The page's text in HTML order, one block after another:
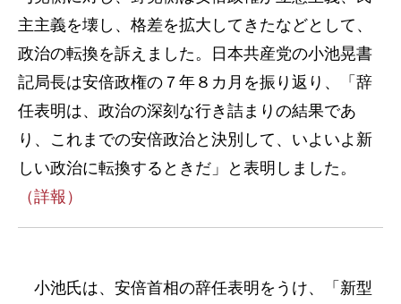
主主義を壊し、格差を拡大してきたなどとして、
政治の転換を訴えました。日本共産党の小池晃書
記局長は安倍政権の７年８カ月を振り返り、「辞
任表明は、政治の深刻な行き詰まりの結果であ
り、これまでの安倍政治と決別して、いよいよ新
しい政治に転換するときだ」と表明しました。
（詳報）
小池氏は、安倍首相の辞任表明をうけ、「新型